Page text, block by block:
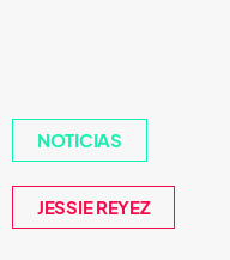
NOTICIAS
JESSIE REYEZ